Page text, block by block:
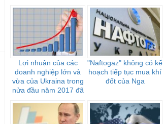
Lợi nhuận của các
doanh nghiệp lớn và
vừa của Ukraina trong
nửa đầu năm 2017 đã
"Naftogaz" không có kế
hoạch tiếp tục mua khí
đốt của Nga